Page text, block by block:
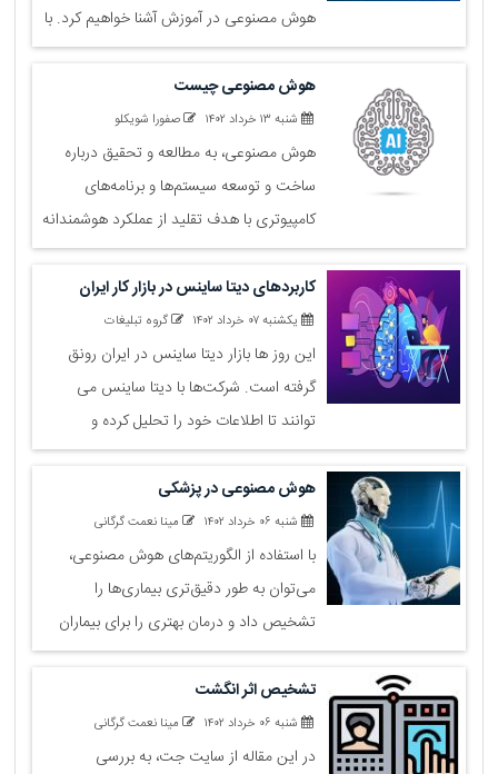
هوش مصنوعی در آموزش آشنا خواهیم کرد. با
ما همراه باشید.
هوش مصنوعی چیست
شنبه ۱۳ خرداد ۱۴۰۲ صفورا شویکلو
هوش مصنوعی، به مطالعه و تحقیق درباره
ساخت و توسعه سیستم‌ها و برنامه‌های
کامپیوتری با هدف تقلید از عملکرد هوشمندانه
انسان می‌پردازد. در این مقاله از سایت جت،
به بررسی مفهوم، عملکرد و کاربردهای هوش
مصنوعی می‌پردازیم.
کاربردهای دیتا ساینس در بازار کار ایران
یکشنبه ۰۷ خرداد ۱۴۰۲ گروه تبلیغات
این روز ها بازار دیتا ساینس در ایران رونق
گرفته است. شرکت‌ها با دیتا ساینس می
توانند تا اطلاعات خود را تحلیل کرده و
تصمیم‌گیری‌های بهتری بگیرند. ما در این
مقاله به بررسی این بازار در ایران می پردازیم.
هوش مصنوعی در پزشکی
شنبه ۰۶ خرداد ۱۴۰۲ مینا نعمت گرگانی
با استفاده از الگوریتم‌های هوش مصنوعی،
می‌توان به طور دقیق‌تری بیماری‌ها را
تشخیص داد و درمان بهتری را برای بیماران
فراهم کرد. با ما در سایت جت همراه باشید تا
با کاربردهای هوش مصنوعی در پزشکی آشنا
شوید.
تشخیص اثر انگشت
شنبه ۰۶ خرداد ۱۴۰۲ مینا نعمت گرگانی
در این مقاله از سایت جت، به بررسی